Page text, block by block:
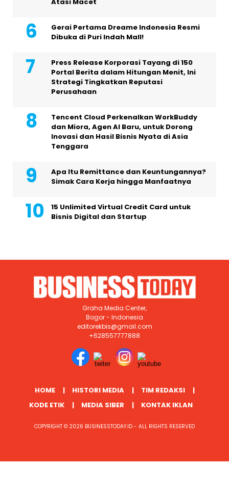
Atasi Macet
Gerai Pertama Dreame Indonesia Resmi
Dibuka di Puri Indah Mall!
Press Release Korporasi Tayang di 150
Portal Berita dalam Hitungan Menit, Ini
Strategi Tingkatkan Reputasi
Perusahaan
Tencent Cloud Perkenalkan WorkBuddy
dan Miora, Agen AI Baru, untuk Dorong
Inovasi dan Hasil Bisnis Nyata di Asia
Tenggara
Apa Itu Remittance dan Keuntungannya?
Simak Cara Kerja hingga Manfaatnya
15 Unlimited Virtual Credit Card untuk
Bisnis Digital dan Startup
Graha Media Center,
Bogor - Indonesia
editorekbis@gmail.com
+628557777888
HOME HISTORI MEDIA
TIM REDAKSI
KODE ETIK
MEDIA SIBER KONTAK IKLAN
COPYRIGHT © 2026 BUSINESSTODAY.ID - ALL RIGHTS RESERVED